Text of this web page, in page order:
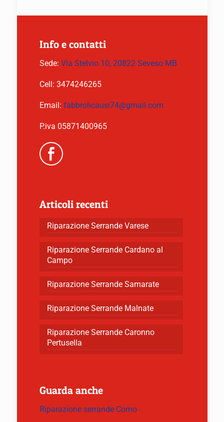
Info e contatti
Sede: Via Stelvio 10, 20822 Seveso MB
Cell: 3474246265
Email: fabbrolicausi74@gmail.com
P.iva 05871400965
Articoli recenti
Riparazione Serrande Varese
Riparazione Serrande Cardano al
Campo
Riparazione Serrande Samarate
Riparazione Serrande Malnate
Riparazione Serrande Caronno
Pertusella
Guarda anche
Riparazione serrande Como